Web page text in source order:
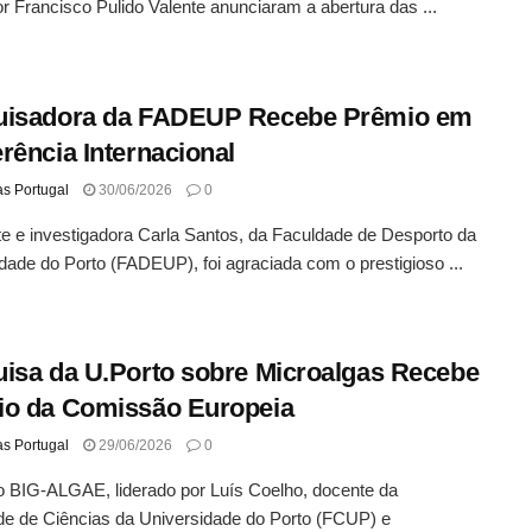
Francisco Pulido Valente anunciaram a abertura das ...
da FADEUP Recebe Prêmio em
Internacional
Portugal 30/06/2026 0
e investigadora Carla Santos, da Faculdade de Desporto da
do Porto (FADEUP), foi agraciada com o prestigioso ...
da U.Porto sobre Microalgas Recebe
da Comissão Europeia
Portugal 29/06/2026 0
BIG-ALGAE, liderado por Luís Coelho, docente da
de Ciências da Universidade do Porto (FCUP) e